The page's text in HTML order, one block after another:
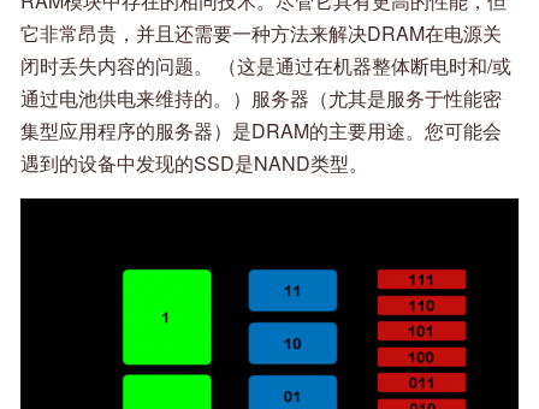
它非常昂贵，并且还需要一种方法来解决DRAM在电源关
闭时丢失内容的问题。 （这是通过在机器整体断电时和/或
通过电池供电来维持的。）服务器（尤其是服务于性能密
集型应用程序的服务器）是DRAM的主要用途。您可能会
遇到的设备中发现的SSD是NAND类型。